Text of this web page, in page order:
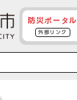
防災ポータル
外部リンク